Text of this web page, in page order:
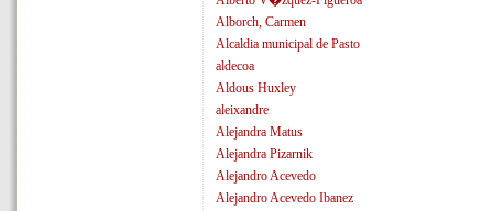
Alborch, Carmen
Alcaldia municipal de Pasto
aldecoa
Aldous Huxley
aleixandre
Alejandra Matus
Alejandra Pizarnik
Alejandro Acevedo
Alejandro Acevedo Ibanez